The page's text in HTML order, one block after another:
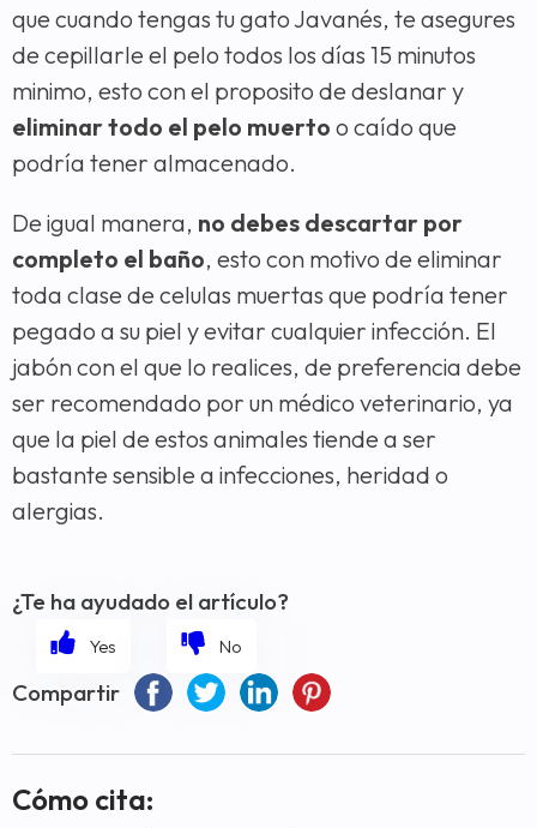
que cuando tengas tu gato Javanés, te asegures
de cepillarle el pelo todos los días 15 minutos
minimo, esto con el proposito de deslanar y
eliminar todo el pelo muerto o caído que
podría tener almacenado.
De igual manera, no debes descartar por
completo el baño, esto con motivo de eliminar
toda clase de celulas muertas que podría tener
pegado a su piel y evitar cualquier infección. El
jabón con el que lo realices, de preferencia debe
ser recomendado por un médico veterinario, ya
que la piel de estos animales tiende a ser
bastante sensible a infecciones, heridad o
alergias.
¿Te ha ayudado el artículo?
Compartir
Cómo cita: